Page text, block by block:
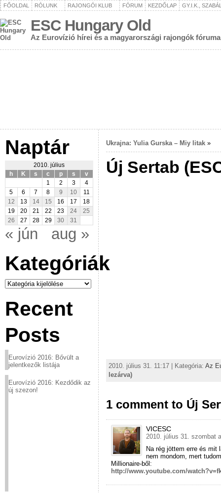
FŐOLDAL RÓLUNK RAJONGÓI KLUB FÓRUM KEZDŐLAP GY.I.K.,
ESC Hungary Old
Az Eurovízió hírei és a magyarországi rajongók fóruma
Naptár
2010. július
h
K s c p s
v
1
2 3
4
5
6 7 8 9 10
11
12
13 14 15 16 17
18
19
20 21 22 23 24
25
26
27 28 29 30 31
« jún aug »
Kategóriák
Kategóriák
Recent
Posts
Eurovízió 2016: Bővült a
jelentkezők listája
Eurovízió 2016: Kezdődik az
új szezon!
Ukrajna: Yulia Gurska – Miy litak »
Új Sertab
2010. július 31. 11:17 | Kategória: Az
lezárva)
1 comment to Új
VICESC
2010. július 31. szombat
Na rég jöttem erre és mit
nem mondom, mert
Millionaire-ből:
http://www.youtube.com/